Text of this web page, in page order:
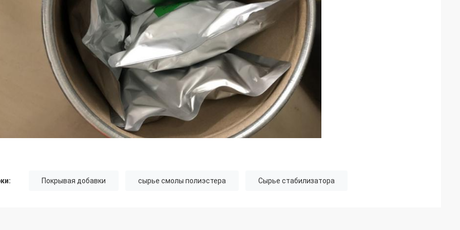
Покрывая добавки сырье смолы полиэстера Сырье стабилизатора